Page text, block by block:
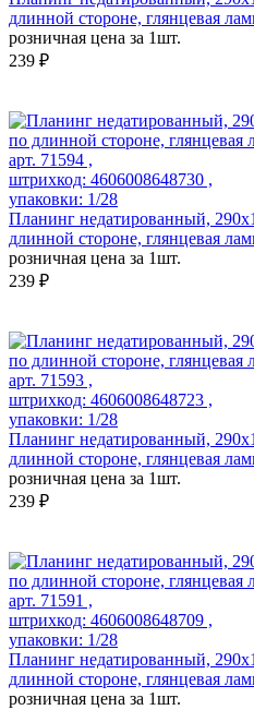
длинной стороне, глянцевая
розничная цена за 1шт.
239 ₽
арт. 71594 ,
штрихкод: 4606008648730 ,
упаковки: 1/28
Планинг недатированный,
длинной стороне, глянцевая
розничная цена за 1шт.
239 ₽
арт. 71593 ,
штрихкод: 4606008648723 ,
упаковки: 1/28
Планинг недатированный,
длинной стороне, глянцевая
розничная цена за 1шт.
239 ₽
арт. 71591 ,
штрихкод: 4606008648709 ,
упаковки: 1/28
Планинг недатированный,
длинной стороне, глянцевая
розничная цена за 1шт.